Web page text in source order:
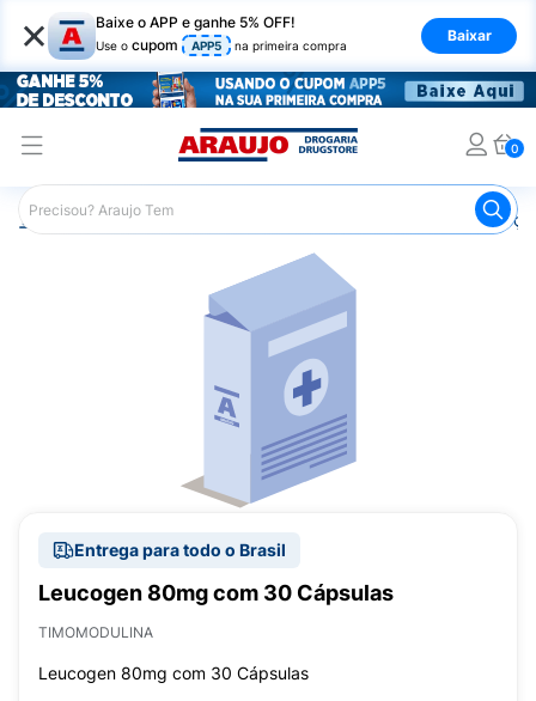
× Baixe o APP e ganhe 5% OFF!
Use o cupom APP5 na primeira compra
Baixar
0
Araujo Medicamentos Remédios para Alergias e
Entrega para todo o Brasil
Leucogen 80mg com 30 Cápsulas
TIMOMODULINA
Leucogen 80mg com 30 Cápsulas